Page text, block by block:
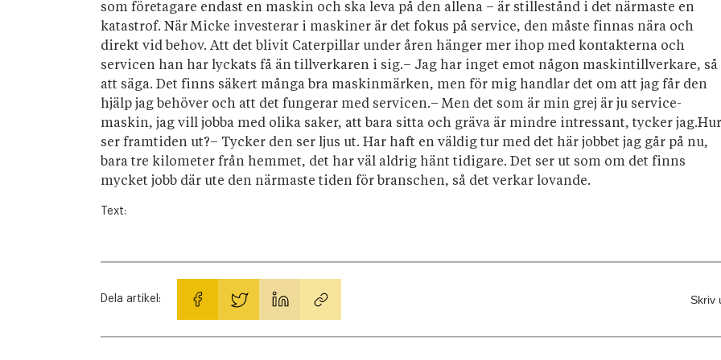
som företagare endast en maskin och ska leva på den allena – är stillestånd i det närmaste en
katastrof. När Micke investerar i maskiner är det fokus på service, den måste finnas nära och
direkt vid behov. Att det blivit Caterpillar under åren hänger mer ihop med kontakterna och
servicen han har lyckats få än tillverkaren i sig.– Jag har inget emot någon maskintillverkare, så
att säga. Det finns säkert många bra maskinmärken, men för mig handlar det om att jag får den
hjälp jag behöver och att det fungerar med servicen.– Men det som är min grej är ju service­
maskin, jag vill jobba med olika saker, att bara sitta och gräva är mindre intressant, tycker jag.Hur
ser framtiden ut?– Tycker den ser ljus ut. Har haft en väldig tur med det här jobbet jag går på nu,
bara tre kilometer från hemmet, det har väl aldrig hänt tidigare. Det ser ut som om det finns
mycket jobb där ute den närmaste tiden för branschen, så det verkar lovande.
Text:
Dela artikel: Skriv